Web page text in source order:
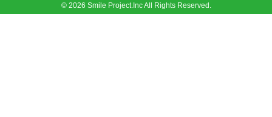
© 2026 Smile Project.Inc All Rights Reserved.